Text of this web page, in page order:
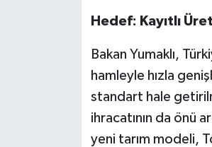
Hedef: Kayıtlı
Bakan Yumaklı,
hamleyle hızla
standart hale
ihracatının da önü
yeni tarım modeli,